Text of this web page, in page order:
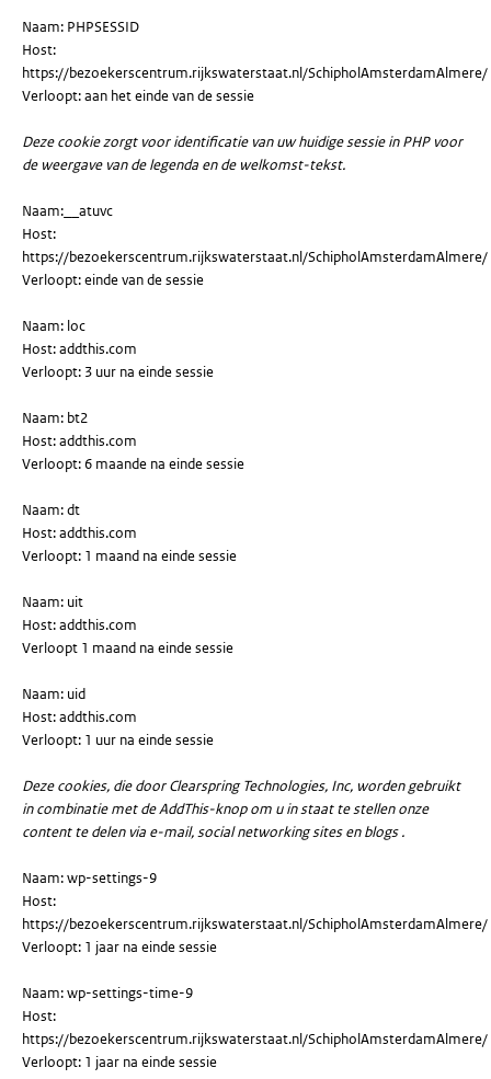
Naam: PHPSESSID
Host:
https://bezoekerscentrum.rijkswaterstaat.nl/SchipholAmsterdamAlmere/
Verloopt: aan het einde van de sessie
Deze cookie zorgt voor identificatie van uw huidige sessie in PHP voor
de weergave van de legenda en de welkomst-tekst.
Naam:__atuvc
Host:
https://bezoekerscentrum.rijkswaterstaat.nl/SchipholAmsterdamAlmere/
Verloopt: einde van de sessie
Naam: loc
Host: addthis.com
Verloopt: 3 uur na einde sessie
Naam: bt2
Host: addthis.com
Verloopt: 6 maande na einde sessie
Naam: dt
Host: addthis.com
Verloopt: 1 maand na einde sessie
Naam: uit
Host: addthis.com
Verloopt 1 maand na einde sessie
Naam: uid
Host: addthis.com
Verloopt: 1 uur na einde sessie
Deze cookies, die door Clearspring Technologies, Inc, worden gebruikt
in combinatie met de AddThis-knop om u in staat te stellen onze
content te delen via e-mail, social networking sites en blogs ​.
Naam: wp-settings-9
Host:
https://bezoekerscentrum.rijkswaterstaat.nl/SchipholAmsterdamAlmere/
Verloopt: 1 jaar na einde sessie
Naam: wp-settings-time-9
Host:
https://bezoekerscentrum.rijkswaterstaat.nl/SchipholAmsterdamAlmere/
Verloopt: 1 jaar na einde sessie